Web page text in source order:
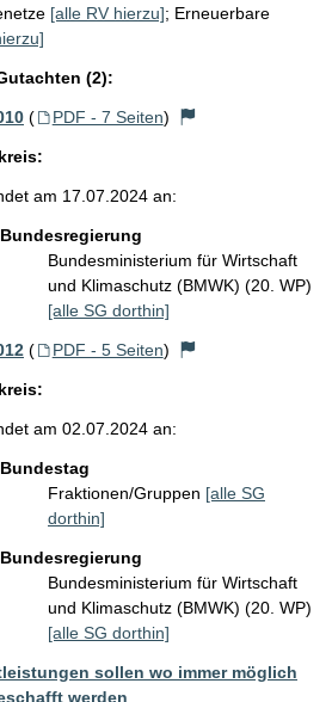
[alle RV hierzu]; Erneuerbare
(2):
( PDF - 7 Seiten)
am 17.07.2024 an:
Bundesregierung
Bundesministerium für Wirtschaft
und Klimaschutz (BMWK) (20. WP)
[alle SG dorthin]
( PDF - 5 Seiten)
am 02.07.2024 an:
Bundestag
Fraktionen/Gruppen [alle SG
dorthin]
Bundesregierung
Bundesministerium für Wirtschaft
und Klimaschutz (BMWK) (20. WP)
[alle SG dorthin]
sollen wo immer möglich
werden